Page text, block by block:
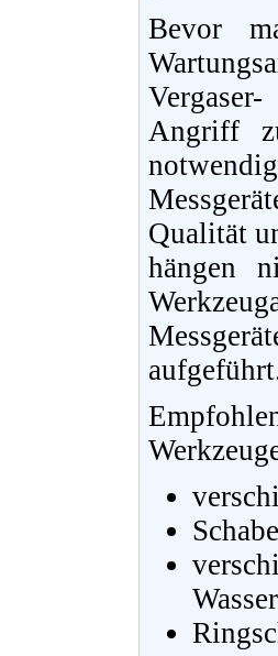
Bevor
Angriff
Qualität
hängen